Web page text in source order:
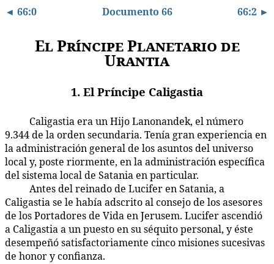
◄ 66:0 Documento 66 66:2 ►
El Príncipe Planetario de
Urantia
1. El Príncipe Caligastia
Caligastia era un Hijo Lanonandek, el número
9.344 de la orden secundaria. Tenía gran experiencia en
la administración general de los asuntos del universo
local y, poste riormente, en la administración específica
del sistema local de Satania en particular.
Antes del reinado de Lucifer en Satania, a
Caligastia se le había adscrito al consejo de los asesores
de los Portadores de Vida en Jerusem. Lucifer ascendió
a Caligastia a un puesto en su séquito personal, y éste
desempeñó satisfactoriamente cinco misiones sucesivas
de honor y confianza.